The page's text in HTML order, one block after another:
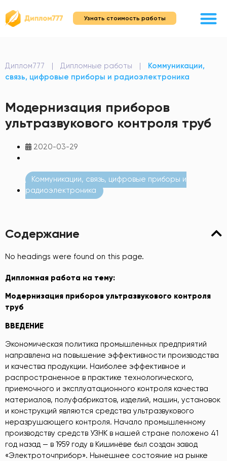
Узнать стоимость работы
Диплом777 | Дипломные работы |
Коммуникации,
связь, цифровые приборы и радиоэлектроника
Модернизация приборов
ультразвукового контроля труб
2020-03-29
Коммуникации, связь, цифровые приборы и
радиоэлектроника
Содержание
No headings were found on this page.
Дипломная работа на тему:
Модернизация приборов ультразвукового контроля
труб
ВВЕДЕНИЕ
Экономическая политика промышленных предприятий
направлена на повышение эффективности производства
и качества продукции. Наиболее эффективное и
распространенное в практике технологического,
приемочного и эксплуатационного контроля качества
материалов, полуфабрикатов, изделий, машин, установок
и конструкций являются средства ультразвукового
неразрушающего контроля. Начало промышленному
производству средств УЗНК в нашей стране положено 41
год назад — в 1959 году в Кишинёве был создан завод
«Электроточприбор». Нынешнее состояние на рынке